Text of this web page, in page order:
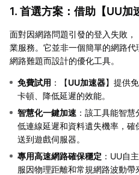
1. 首選方案：借助【UU加
面對因網路問題引發的登入失敗，
業服務。它並非一個簡單的網路
網路難題而設計的優化工具。
免費試用 ：【UU加速器】提供
卡頓、降低延遲的效能。
智慧化一鍵加速 ：該工具能智
低連線延遲和資料遺失機率，
送到遊戲伺服器。
專用高速網路確保穩定 ：UU自
服因物理距離和常規網路波動